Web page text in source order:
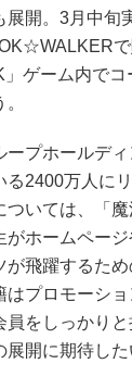
展開。3月中旬
」ゲーム内で
プホールディ
る2400万人に
ついては、「
がホームペー
が飛躍するた
はプロモーシ
員をしっかり
展開に期待した